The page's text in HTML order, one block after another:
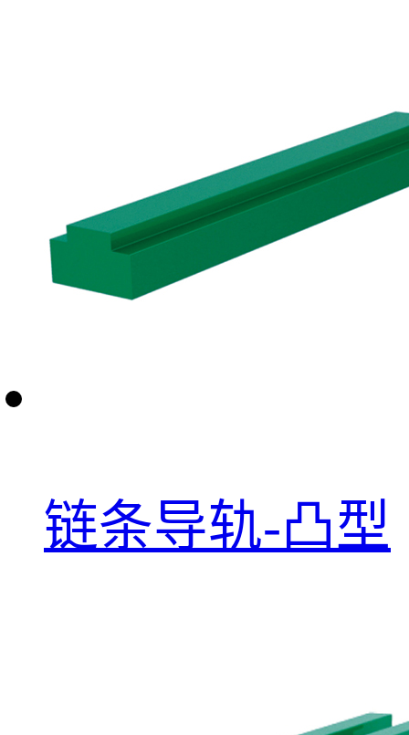
链条导轨-凸型